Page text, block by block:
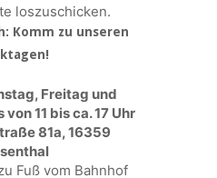
loszuschicken.
Komm zu unseren
Freitag und
11 bis ca. 17 Uhr
81a, 16359
Fuß vom Bahnhof